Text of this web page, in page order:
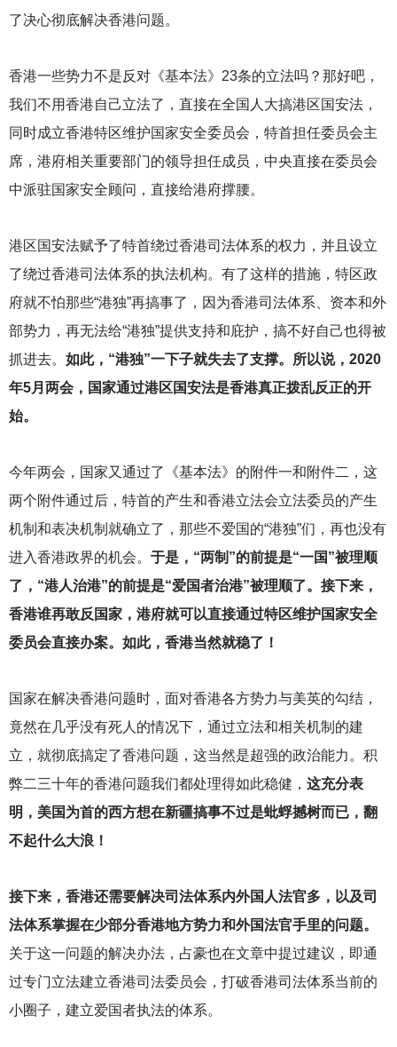
了决心彻底解决香港问题。
香港一些势力不是反对《基本法》23条的立法吗？那好吧，
我们不用香港自己立法了，直接在全国人大搞港区国安法，
同时成立香港特区维护国家安全委员会，特首担任委员会主
席，港府相关重要部门的领导担任成员，中央直接在委员会
中派驻国家安全顾问，直接给港府撑腰。
港区国安法赋予了特首绕过香港司法体系的权力，并且设立
了绕过香港司法体系的执法机构。有了这样的措施，特区政
府就不怕那些“港独”再搞事了，因为香港司法体系、资本和外
部势力，再无法给“港独”提供支持和庇护，搞不好自己也得被
抓进去。 如此，“港独”一下子就失去了支撑。所以说，2020
年5月两会，国家通过港区国安法是香港真正拨乱反正的开
始。
今年两会，国家又通过了《基本法》的附件一和附件二，这
两个附件通过后，特首的产生和香港立法会立法委员的产生
机制和表决机制就确立了，那些不爱国的“港独”们，再也没有
进入香港政界的机会。 于是，“两制”的前提是“一国”被理顺
了，“港人治港”的前提是“爱国者治港”被理顺了。接下来，
香港谁再敢反国家，港府就可以直接通过特区维护国家安全
委员会直接办案。如此，香港当然就稳了！
国家在解决香港问题时，面对香港各方势力与美英的勾结，
竟然在几乎没有死人的情况下，通过立法和相关机制的建
立，就彻底搞定了香港问题，这当然是超强的政治能力。积
弊二三十年的香港问题我们都处理得如此稳健， 这充分表
明，美国为首的西方想在新疆搞事不过是蚍蜉撼树而已，翻
不起什么大浪！
接下来，香港还需要解决司法体系内外国人法官多，以及司
法体系掌握在少部分香港地方势力和外国法官手里的问题。
关于这一问题的解决办法，占豪也在文章中提过建议，即通
过专门立法建立香港司法委员会，打破香港司法体系当前的
小圈子，建立爱国者执法的体系。